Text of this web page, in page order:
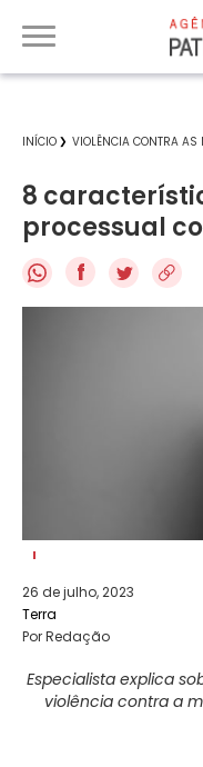
INÍCIO VIOLÊNCIA CONTRA AS
8
processual
f
26 de julho, 2023
Terra
Por Redação
Especialista explica
violência contra a